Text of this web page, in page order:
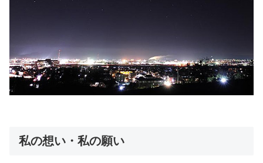
私の想い・私の願い